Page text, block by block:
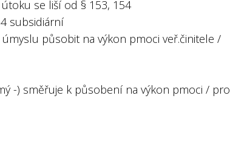
se liší od § 153, 154
subsidiární
úmyslu působit na výkon pmoci veř.činitele /
-) směřuje k působení na výkon pmoci / pro